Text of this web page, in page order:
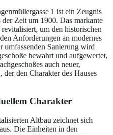
1 ist ein Zeugnis
Zeit um 1900. Das markante
um den historischen
Anforderungen an modernes
umfassenden Sanierung wird
bewahrt und aufgewertet,
auch neuer,
den Charakter des Hauses
Charakter
Altbau zeichnet sich
Die Einheiten in den